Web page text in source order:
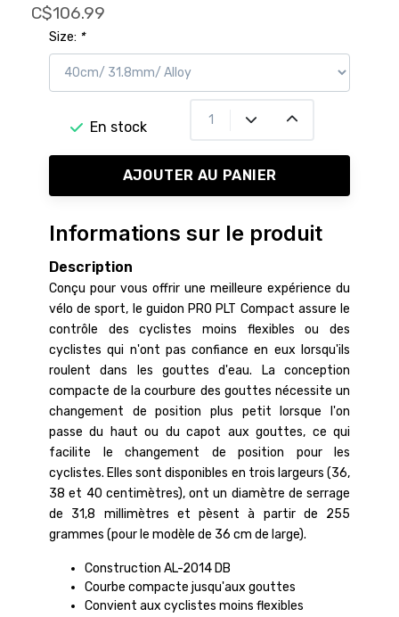
C$106.99
Size: *
En stock
AJOUTER AU PANIER
Informations sur le produit
Description
Conçu pour vous offrir une meilleure expérience du
vélo de sport, le guidon PRO PLT Compact assure le
contrôle des cyclistes moins flexibles ou des
cyclistes qui n'ont pas confiance en eux lorsqu'ils
roulent dans les gouttes d'eau. La conception
compacte de la courbure des gouttes nécessite un
changement de position plus petit lorsque l'on
passe du haut ou du capot aux gouttes, ce qui
facilite le changement de position pour les
cyclistes. Elles sont disponibles en trois largeurs (36,
38 et 40 centimètres), ont un diamètre de serrage
de 31,8 millimètres et pèsent à partir de 255
grammes (pour le modèle de 36 cm de large).
Construction AL-2014 DB
Courbe compacte jusqu'aux gouttes
Convient aux cyclistes moins flexibles